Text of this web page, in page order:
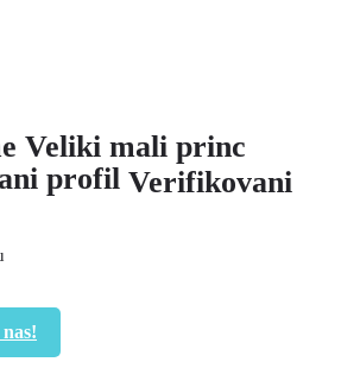
Veliki mali princ
Verifikovani